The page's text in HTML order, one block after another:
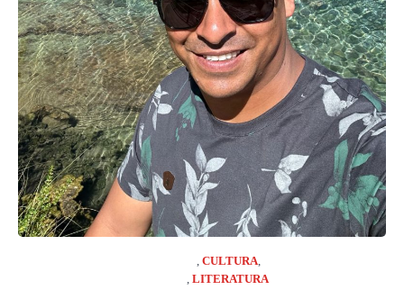
, CULTURA,
, LITERATURA